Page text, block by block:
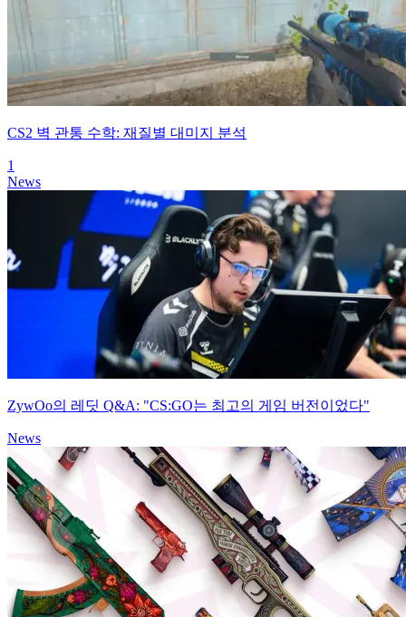
CS2 벽 관통 수학: 재질별 대미지 분석
1
News
ZywOo의 레딧 Q&A: "CS:GO는 최고의 게임 버전이었다"
News